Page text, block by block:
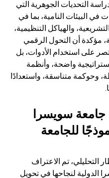
التحديات الجوهرية التي
في البيئات النامية، بما في
والهياكل التنظيمية،
مؤكدة أن التحول الرقمي
على استخدام الأدوات، بل
واضحة، وأنظمة
وحوكمة متناسقة، واستعدادًا
جامعة سويسرا
للجامعة
التحليلي، تم الاعتراف
الدولية لنجاحها في تحويل